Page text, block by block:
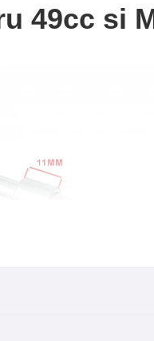
49cc si